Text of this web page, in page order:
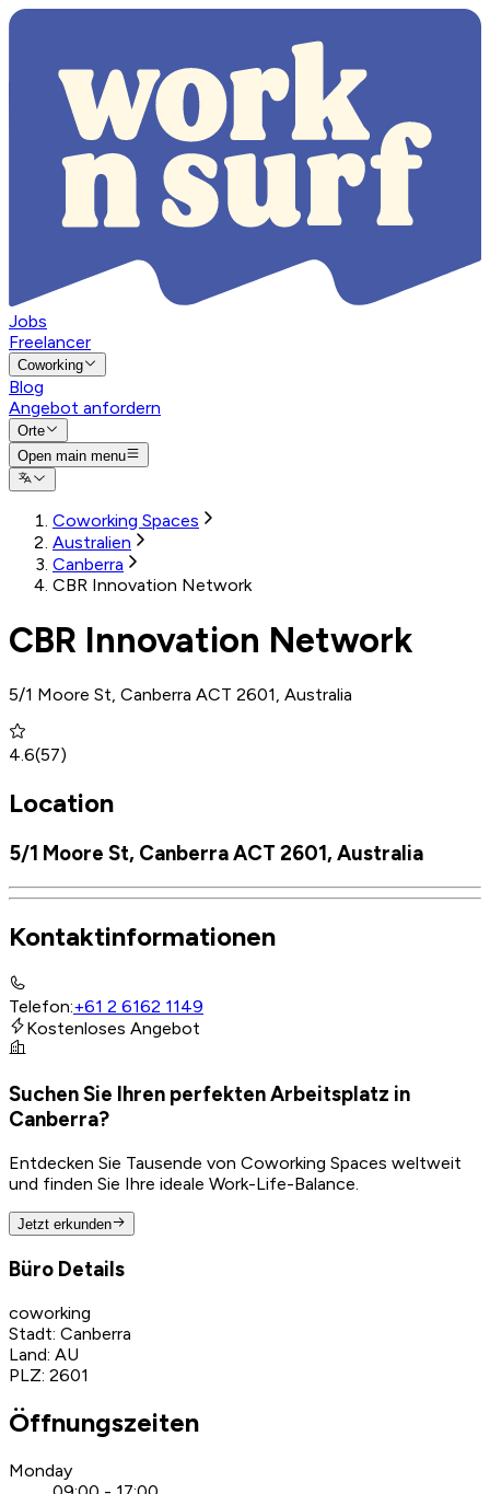
Jobs
Freelancer
Coworking
Blog
Angebot anfordern
Orte
Open main menu
Coworking Spaces
Australien
Canberra
CBR Innovation Network
CBR Innovation Network
5/1 Moore St, Canberra ACT 2601, Australia
4.6(57)
Location
5/1 Moore St, Canberra ACT 2601, Australia
Kontaktinformationen
Telefon:+61 2 6162 1149
Kostenloses Angebot
Suchen Sie Ihren perfekten Arbeitsplatz in
Canberra?
Entdecken Sie Tausende von Coworking Spaces weltweit
und finden Sie Ihre ideale Work-Life-Balance.
Jetzt erkunden
Büro Details
coworking
Stadt: Canberra
Land: AU
PLZ: 2601
Öffnungszeiten
Monday